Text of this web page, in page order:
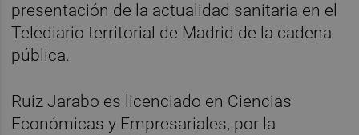
presentación de la actualidad sanitaria en el
Telediario territorial de Madrid de la cadena
pública.
Ruiz Jarabo es licenciado en Ciencias
Económicas y Empresariales, por la